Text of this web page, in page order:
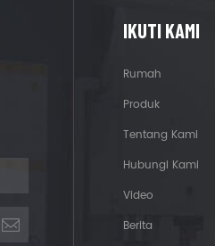
IKUTI KAMI
Rumah
Produk
Tentang Kami
Hubungi Kami
Video
Berita